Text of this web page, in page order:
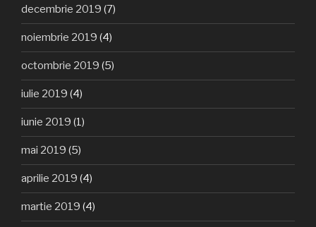
decembrie 2019 (7)
noiembrie 2019 (4)
octombrie 2019 (5)
iulie 2019 (4)
iunie 2019 (1)
mai 2019 (5)
aprilie 2019 (4)
martie 2019 (4)